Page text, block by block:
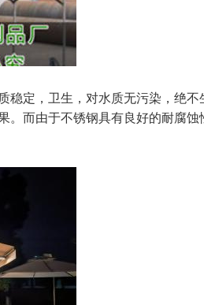
稳定，卫生，对水质无污染，绝
。而由于不锈钢具有良好的耐腐